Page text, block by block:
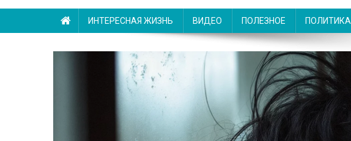
ИНТЕРЕСНАЯ ЖИЗНЬ ВИДЕО ПОЛЕЗНОЕ ПОЛИТИКА